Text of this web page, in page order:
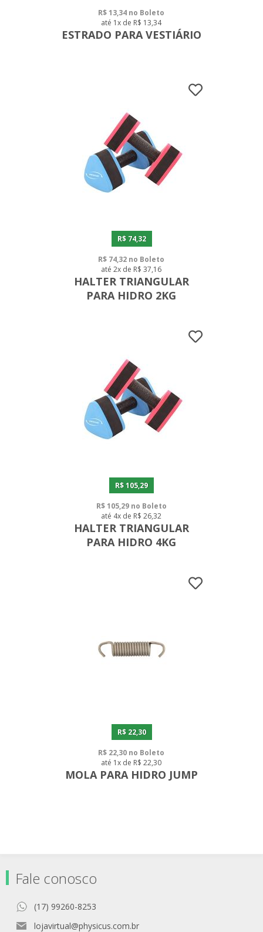
R$ 13,34 no Boleto
até 1x de R$ 13,34
ESTRADO PARA VESTIÁRIO
R$ 74,32
R$ 74,32 no Boleto
até 2x de R$ 37,16
HALTER TRIANGULAR
PARA HIDRO 2KG
R$ 105,29
R$ 105,29 no Boleto
até 4x de R$ 26,32
HALTER TRIANGULAR
PARA HIDRO 4KG
R$ 22,30
R$ 22,30 no Boleto
até 1x de R$ 22,30
MOLA PARA HIDRO JUMP
Fale conosco
(17) 99260-8253
lojavirtual@physicus.com.br